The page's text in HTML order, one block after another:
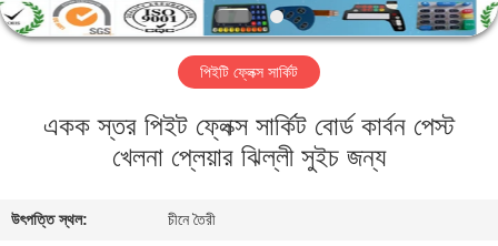
কারখানা
পিইটি ফ্লেক্স সার্কিট
একক স্তর পিইট ফ্লেক্স সার্কিট বোর্ড কার্বন পেস্ট
খেলনা প্লেয়ার ঝিল্লী সুইচ জন্য
উৎপত্তি স্থল: চীনে তৈরী